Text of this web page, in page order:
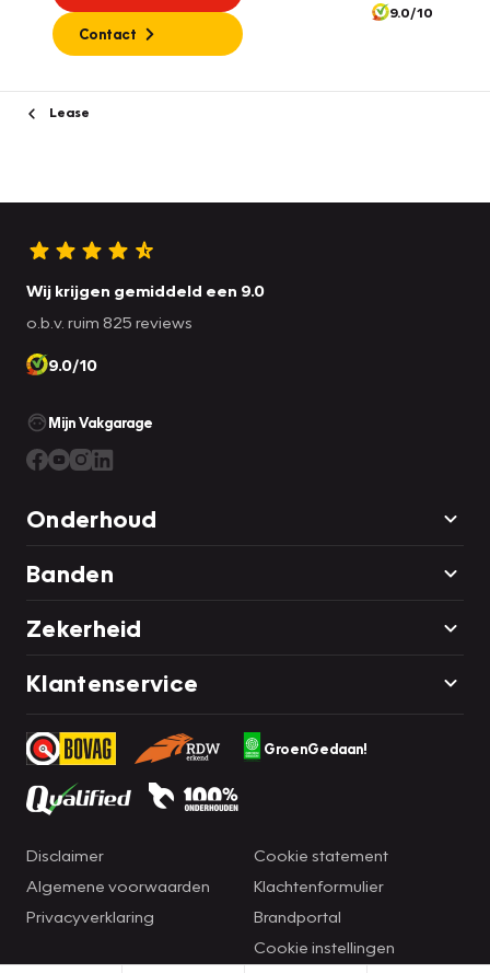
Contact
9.0/10
Lease
Wij krijgen gemiddeld een 9.0
o.b.v. ruim 825 reviews
9.0/10
Mijn Vakgarage
Onderhoud
Banden
Zekerheid
Klantenservice
GroenGedaan!
Disclaimer
Algemene voorwaarden
Privacyverklaring
Cookie statement
Klachtenformulier
Brandportal
Cookie instellingen